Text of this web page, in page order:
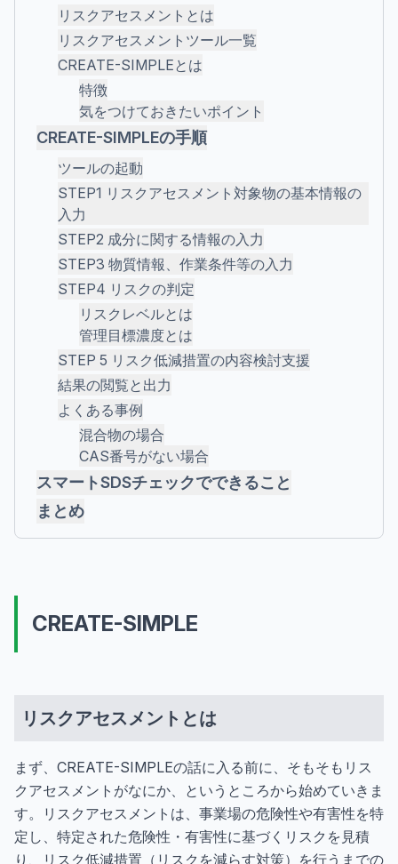
リスクアセスメントとは
リスクアセスメントツール一覧
CREATE-SIMPLEとは
特徴
気をつけておきたいポイント
CREATE-SIMPLEの手順
ツールの起動
STEP1 リスクアセスメント対象物の基本情報の
入力
STEP2 成分に関する情報の入力
STEP3 物質情報、作業条件等の入力
STEP4 リスクの判定
リスクレベルとは
管理目標濃度とは
STEP 5 リスク低減措置の内容検討支援
結果の閲覧と出力
よくある事例
混合物の場合
CAS番号がない場合
スマートSDSチェックでできること
まとめ
CREATE-SIMPLE
リスクアセスメントとは
まず、CREATE-SIMPLEの話に入る前に、そもそもリス
クアセスメントがなにか、というところから始めていきま
す。リスクアセスメントは、事業場の危険性や有害性を特
定し、特定された危険性・有害性に基づくリスクを見積
り、リスク低減措置（リスクを減らす対策）を行うまでの